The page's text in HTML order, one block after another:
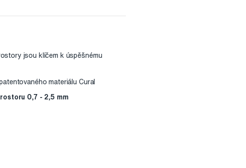
jsou klíčem k úspěšnému
materiálu Cural
0,7 - 2,5 mm